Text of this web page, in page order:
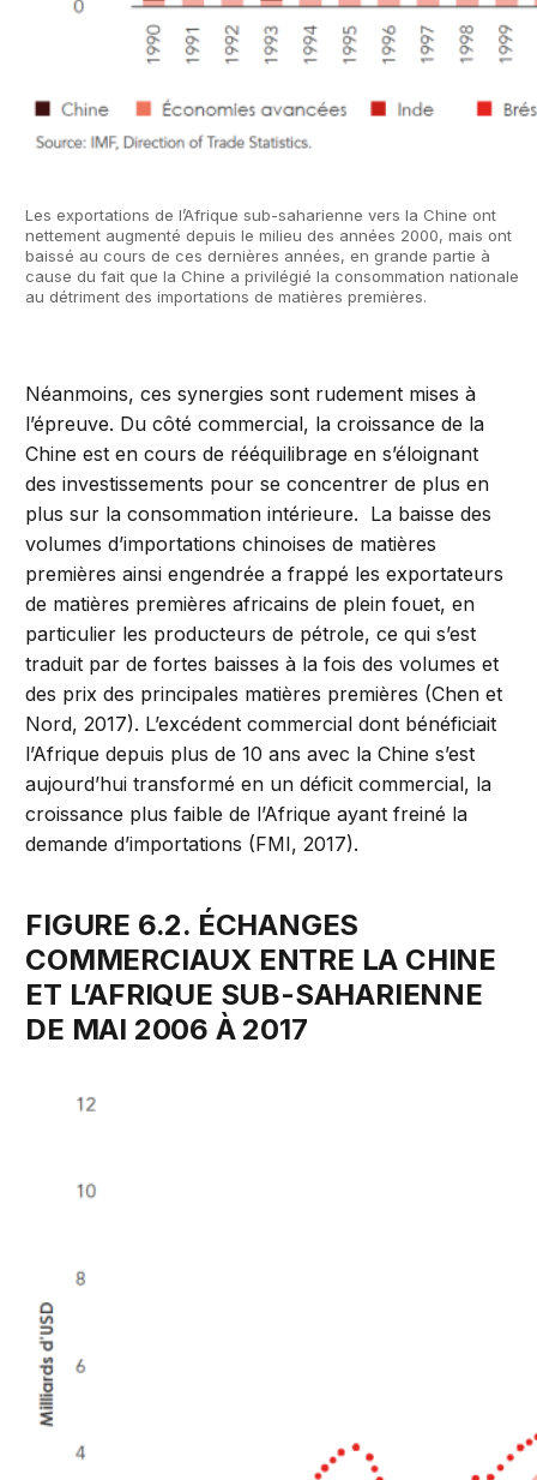
Les exportations de l’Afrique sub-saharienne vers la Chine ont
nettement augmenté depuis le milieu des années 2000, mais ont
baissé au cours de ces dernières années, en grande partie à
cause du fait que la Chine a privilégié la consommation nationale
au détriment des importations de matières premières.
Néanmoins, ces synergies sont rudement mises à
l’épreuve. Du côté commercial, la croissance de la
Chine est en cours de rééquilibrage en s’éloignant
des investissements pour se concentrer de plus en
plus sur la consommation intérieure. La baisse des
volumes d’importations chinoises de matières
premières ainsi engendrée a frappé les exportateurs
de matières premières africains de plein fouet, en
particulier les producteurs de pétrole, ce qui s’est
traduit par de fortes baisses à la fois des volumes et
des prix des principales matières premières (Chen et
Nord, 2017). L’excédent commercial dont bénéficiait
l’Afrique depuis plus de 10 ans avec la Chine s’est
aujourd’hui transformé en un déficit commercial, la
croissance plus faible de l’Afrique ayant freiné la
demande d’importations (FMI, 2017).
FIGURE 6.2. ÉCHANGES
COMMERCIAUX ENTRE LA CHINE
ET L’AFRIQUE SUB-SAHARIENNE
DE MAI 2006 À 2017